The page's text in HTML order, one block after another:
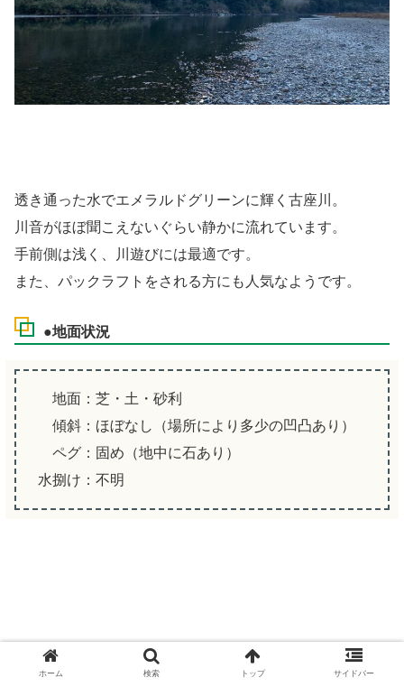
透き通った水でエメラルドグリーンに輝く古座川。
川音がほぼ聞こえないぐらい静かに流れています。
手前側は浅く、川遊びには最適です。
また、パックラフトをされる方にも人気なようです。
●地面状況
地面：芝・土・砂利
傾斜：ほぼなし（場所により多少の凹凸あり）
ペグ：固め（地中に石あり）
水捌け：不明
ホーム 検索 トップ サイドバー